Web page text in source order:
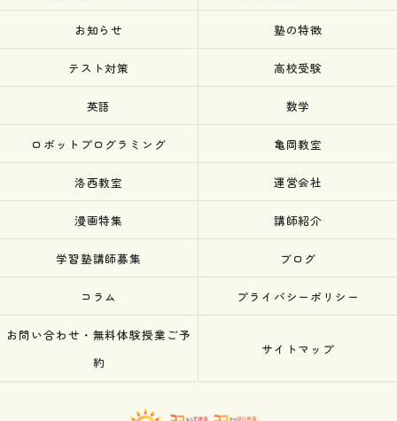
お知らせ 塾の特徴
テスト対策 高校受験
英語 数学
ロボットプログラミング 亀岡教室
洛西教室 運営会社
漫画特集 講師紹介
学習塾講師募集 ブログ
コラム プライバシーポリシー
お問い合わせ・無料体験授業ご予
約
サイトマップ